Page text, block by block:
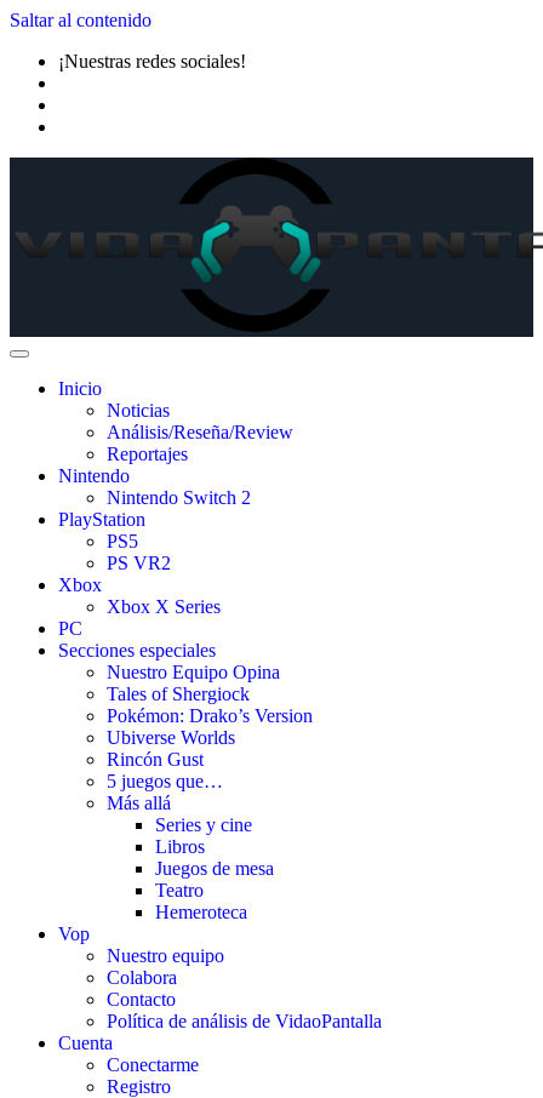
Saltar al contenido
¡Nuestras redes sociales!
Inicio
Noticias
Análisis/Reseña/Review
Reportajes
Nintendo
Nintendo Switch 2
PlayStation
PS5
PS VR2
Xbox
Xbox X Series
PC
Secciones especiales
Nuestro Equipo Opina
Tales of Shergiock
Pokémon: Drako’s Version
Ubiverse Worlds
Rincón Gust
5 juegos que…
Más allá
Series y cine
Libros
Juegos de mesa
Teatro
Hemeroteca
Vop
Nuestro equipo
Colabora
Contacto
Política de análisis de VidaoPantalla
Cuenta
Conectarme
Registro